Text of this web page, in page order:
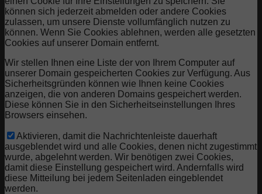
können sich jederzeit abmelden oder andere Cookies
zulassen, um unsere Dienste vollumfänglich nutzen zu
können. Wenn Sie Cookies ablehnen, werden alle gesetzten
Cookies auf unserer Domain entfernt.
Wir stellen Ihnen eine Liste der von Ihrem Computer auf
unserer Domain gespeicherten Cookies zur Verfügung. Aus
Sicherheitsgründen können wie Ihnen keine Cookies
anzeigen, die von anderen Domains gespeichert werden.
Diese können Sie in den Sicherheitseinstellungen Ihres
Browsers einsehen.
Aktivieren, damit die Nachrichtenleiste dauerhaft
ausgeblendet wird und alle Cookies, denen nicht zugestimmt
wurde, abgelehnt werden. Wir benötigen zwei Cookies,
damit diese Einstellung gespeichert wird. Andernfalls wird
diese Mitteilung bei jedem Seitenladen eingeblendet
werden.